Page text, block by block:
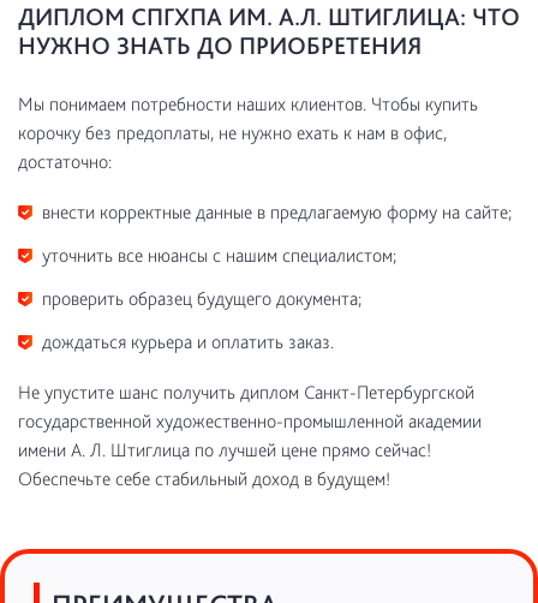
ДИПЛОМ СПГХПА ИМ. А.Л. ШТИГЛИЦА: ЧТО
НУЖНО ЗНАТЬ ДО ПРИОБРЕТЕНИЯ
Мы понимаем потребности наших клиентов. Чтобы купить
корочку без предоплаты, не нужно ехать к нам в офис,
достаточно:
внести корректные данные в предлагаемую форму на сайте;
уточнить все нюансы с нашим специалистом;
проверить образец будущего документа;
дождаться курьера и оплатить заказ.
Не упустите шанс получить диплом Санкт-Петербургской
государственной художественно-промышленной академии
имени А. Л. Штиглица по лучшей цене прямо сейчас!
Обеспечьте себе стабильный доход в будущем!